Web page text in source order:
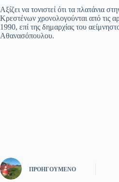
Αξίζει να τονιστεί ότι τα πλατάνια
Κρεστένων χρονολογούνται από τις
1990, επί της δημαρχίας του
Αθανασόπουλου.
ΠΡΟΗΓΟΎΜΕΝΟ